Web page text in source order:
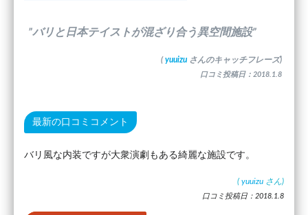
”バリと日本テイストが混ざり合う異空間施設”
( yuuizu さんのキャッチフレーズ)
口コミ投稿日：2018.1.8
最新の口コミコメント
バリ風な内装ですが大衆演劇もある綺麗な施設です。
( yuuizu さん)
口コミ投稿日：2018.1.8